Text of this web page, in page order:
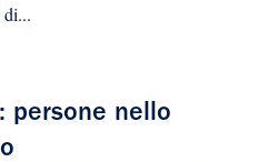
di...
persone nello